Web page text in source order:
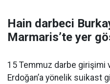
Hain darbeci
Marmaris’te yer
15 Temmuz darbe girişimi
Erdoğan’a yönelik suikast